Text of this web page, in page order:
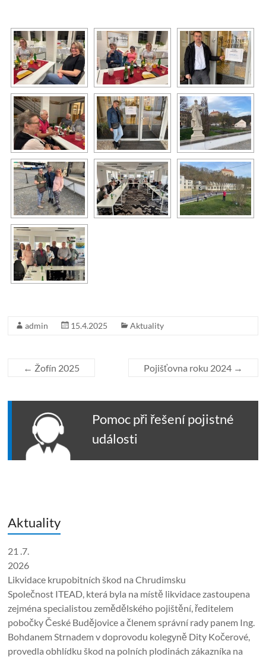
admin 15.4.2025 Aktuality
← Žofín 2025 Pojišťovna roku 2024 →
Pomoc při řešení pojistné
události
Aktuality
21 .7.
2026
Likvidace krupobitních škod na Chrudimsku
Společnost ITEAD, která byla na místě likvidace zastoupena
zejména specialistou zemědělského pojištění, ředitelem
pobočky České Budějovice a členem správní rady panem Ing.
Bohdanem Strnadem v doprovodu kolegyně Dity Kočerové,
provedla obhlídku škod na polních plodinách zákazníka na